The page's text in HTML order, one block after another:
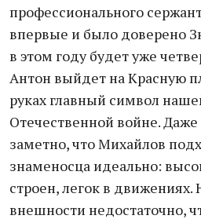
профессионального
впервые и было доверено
в этом году будет уже
Антон выйдет на Красную
руках главный символ
Отечественной войне.
заметно, что Михайлов
знаменосца идеально:
строен, легок в
внешности недостаточно,